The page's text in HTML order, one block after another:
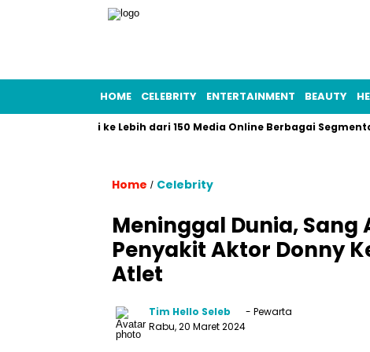
HOME CELEBRITY ENTERTAINMENT BEAUTY
Publikasi ke Lebih dari 150 Media Online Berbagai Segmentasi
Home / Celebrity
Meninggal Dunia,
Penyakit Aktor Donny
Atlet
Tim Hello Seleb
- Pewarta
Rabu, 20 Maret 2024